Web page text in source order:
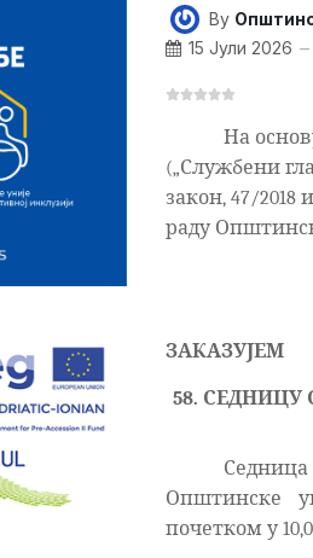
By
15 Јули 2026
На
(„Службени
закон, 47/2018
раду
ЗАКАЗУЈЕМ
58.
Седница
Општинске
почетком у